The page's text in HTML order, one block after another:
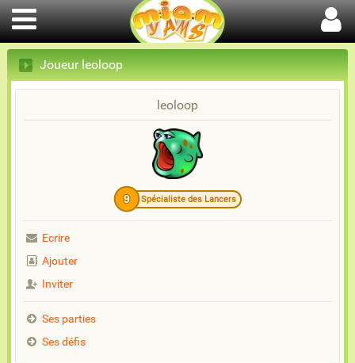
Joueur leoloop
leoloop
9 Spécialiste des Lancers
Ecrire
Ajouter
Inviter
Ses parties
Ses défis